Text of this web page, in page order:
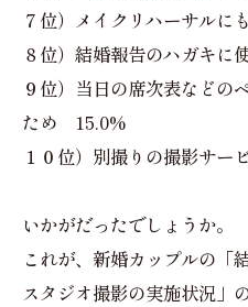
７位）メイクリハーサル
８位）結婚報告のハガキ
９位）当日の席次表などの
ため 15.0%
１０位）別撮りの撮影サ
いかがだったでしょうか。
これが、新婚カップルの「
スタジオ撮影の実施状況」